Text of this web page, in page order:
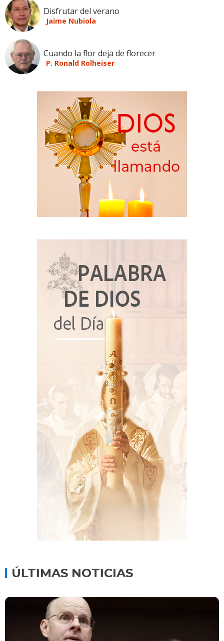
Disfrutar del verano
Jaime Nubiola
Cuando la flor deja de florecer
P. Ronald Rolheiser
ÚLTIMAS NOTICIAS